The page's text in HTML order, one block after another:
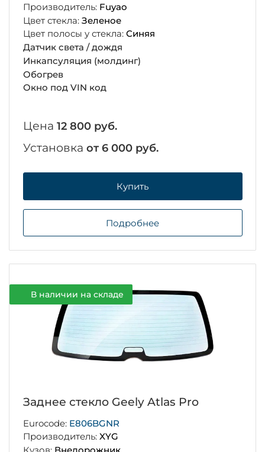
Производитель: Fuyao
Цвет стекла: Зеленое
Цвет полосы у стекла: Синяя
Датчик света / дождя
Инкапсуляция (молдинг)
Обогрев
Окно под VIN код
Цена 12 800 руб.
Установка от 6 000 руб.
Купить
Подробнее
В наличии на складе
Заднее стекло Geely Atlas Pro
Eurocode: E806BGNR
Производитель: XYG